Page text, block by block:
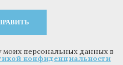
*
моих персональных данных в
конфиденциальности